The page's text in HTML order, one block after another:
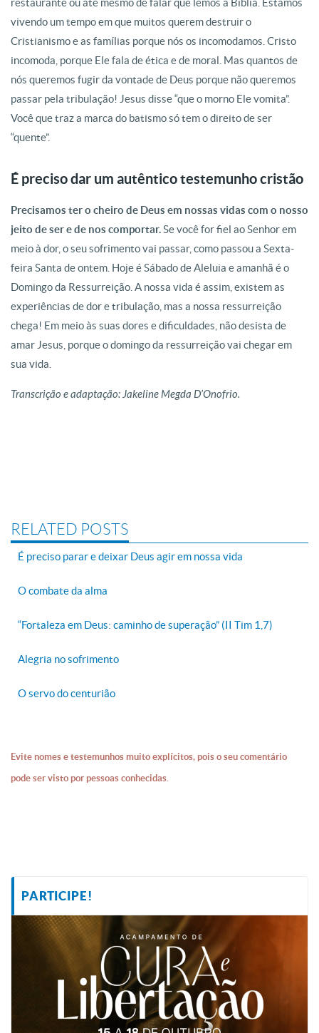
restaurante ou até mesmo de falar que lemos a Bíblia. Estamos
vivendo um tempo em que muitos querem destruir o
Cristianismo e as famílias porque nós os incomodamos. Cristo
incomoda, porque Ele fala de ética e de moral. Mas quantos de
nós queremos fugir da vontade de Deus porque não queremos
passar pela tribulação! Jesus disse “que o morno Ele vomita”.
Você que traz a marca do batismo só tem o direito de ser
“quente”.
É preciso dar um autêntico testemunho cristão
Precisamos ter o cheiro de Deus em nossas vidas com o nosso
jeito de ser e de nos comportar.Se você for fiel ao Senhor em
meio à dor, o seu sofrimento vai passar, como passou a Sexta-
feira Santa de ontem. Hoje é Sábado de Aleluia e amanhã é o
Domingo da Ressurreição. A nossa vida é assim, existem as
experiências de dor e tribulação, mas a nossa ressurreição
chega! Em meio às suas dores e dificuldades, não desista de
amar Jesus, porque o domingo da ressurreição vai chegar em
sua vida.
Transcrição e adaptação: Jakeline Megda D’Onofrio.
RELATED POSTS
É preciso parar e deixar Deus agir em nossa vida
O combate da alma
“Fortaleza em Deus: caminho de superação” (II Tim 1,7)
Alegria no sofrimento
O servo do centurião
Evite nomes e testemunhos muito explícitos, pois o seu comentário
pode ser visto por pessoas conhecidas.
PARTICIPE!